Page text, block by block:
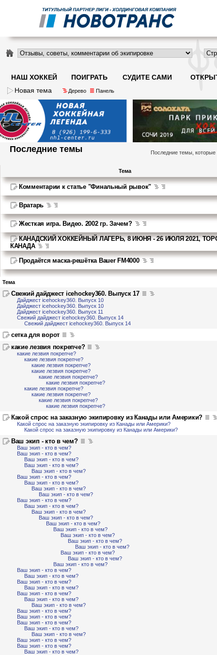
НАШ ХОККЕЙ ПОИГРАТЬ СУДИТЕ САМИ
Новая тема
Дерево Панель
Последние темы Последние темы,
Тема
Комментарии к статье "Финальный рывок"
Вратарь
Жесткая игра. Видео. 2002 гр. Зачем?
КАНАДСКИЙ ХОККЕЙНЫЙ ЛАГЕРЬ, 8 ИЮНЯ - 26 ИЮЛЯ 2021,
КАНАДА
Продаётся маска-решётка Bauer FM4000
Тема
Свежий дайджест icehockey360. Выпуск 17
Дайджест icehockey360. Выпуск 10
Дайджест icehockey360. Выпуск 10
Дайджест icehockey360. Выпуск 11
Свежий дайджест icehockey360. Выпуск 14
Свежий дайджест icehockey360. Выпуск 14
сетка для ворот
какие лезвия покрепче?
какие лезвия покрепче?
какие лезвия покрепче?
какие лезвия покрепче?
какие лезвия покрепче?
какие лезвия покрепче?
какие лезвия покрепче?
какие лезвия покрепче?
какие лезвия покрепче?
какие лезвия покрепче?
какие лезвия покрепче?
Какой спрос на заказную экипировку из Канады или Америки?
Какой спрос на заказную экипировку из Канады или Америки?
Какой спрос на заказную экипировку из Канады или Америки?
Ваш экип - кто в чем?
Ваш экип - кто в чем?
Ваш экип - кто в чем?
Ваш экип - кто в чем?
Ваш экип - кто в чем?
Ваш экип - кто в чем?
Ваш экип - кто в чем?
Ваш экип - кто в чем?
Ваш экип - кто в чем?
Ваш экип - кто в чем?
Ваш экип - кто в чем?
Ваш экип - кто в чем?
Ваш экип - кто в чем?
Ваш экип - кто в чем?
Ваш экип - кто в чем?
Ваш экип - кто в чем?
Ваш экип - кто в чем?
Ваш экип - кто в чем?
Ваш экип - кто в чем?
Ваш экип - кто в чем?
Ваш экип - кто в чем?
Ваш экип - кто в чем?
Ваш экип - кто в чем?
Ваш экип - кто в чем?
Ваш экип - кто в чем?
Ваш экип - кто в чем?
Ваш экип - кто в чем?
Ваш экип - кто в чем?
Ваш экип - кто в чем?
Ваш экип - кто в чем?
Ваш экип - кто в чем?
Ваш экип - кто в чем?
Ваш экип - кто в чем?
Ваш экип - кто в чем?
Ваш экип - кто в чем?
Ваш экип - кто в чем?
Ваш экип - кто в чем?